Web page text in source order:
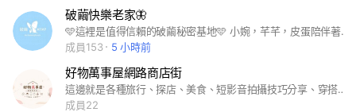
破繭快樂老家🦋
🩵這裡是值得信賴的破繭秘密基地🩵 小婉，芊芊，皮蛋陪伴著大家過一天又一天 這裡是我們和我們的寶寶們共同的家！ 👭在這裡我們可以： 1️⃣暢聊美妝保養問題，產品使用分享，心得分享，美妝技巧學習，美妝練習打卡！每一個人都要跟著婉芊越來越美！！ 2️⃣📢優先得知獨家福利！團購訊息🔔優惠福利均會在這裡第一時間通知‼️再也不怕拍大腿～～😱 3️⃣時不時還可以閒聊，聊日常～聊生活～聊熱愛～不用怕尷尬！姐妹們一起哈啦超快樂🥳🎉～～ 💓溫馨提示💓： 如果想平時有空再上來小家看看的記得設置免打擾喔！～ ‼️以下是社群紅線‼️請勿踩‼️‼️ 群組明令禁止🚫 ⚠️不相信除群主外發的任何廣告‼️謹防詐騙‼️‼️ ⚠️禁止不文明言論，一旦出現直接移除社群
成員153
5 小時前
好物萬事屋網路商店街
這邊就是各種旅行、探店、美食、短影音拍攝技巧分享、穿搭、美妝的集聚地 #穿搭 #韓國 #韓系 #閒聊 #時事 #美食 #旅遊 #短影音
成員22